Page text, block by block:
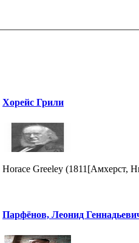
Хорейс Грили
Horace Greeley
Парфёнов, Леонид